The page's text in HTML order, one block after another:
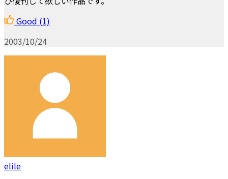
Good (1)
2003/10/24
elile